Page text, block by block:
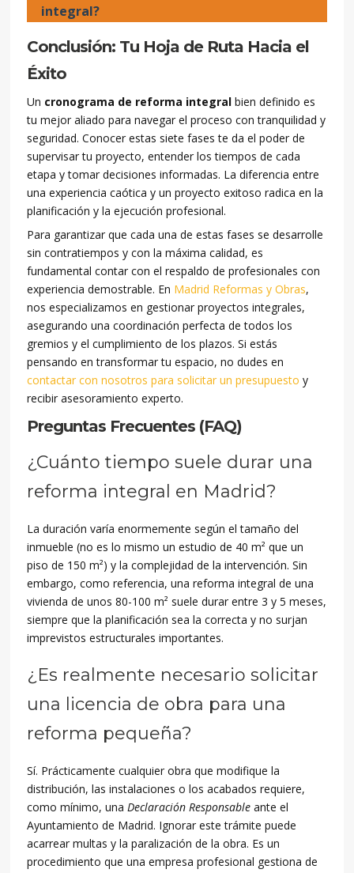
integral?
Conclusión: Tu Hoja de Ruta Hacia el
Éxito
Un cronograma de reforma integral bien definido es
tu mejor aliado para navegar el proceso con tranquilidad y
seguridad. Conocer estas siete fases te da el poder de
supervisar tu proyecto, entender los tiempos de cada
etapa y tomar decisiones informadas. La diferencia entre
una experiencia caótica y un proyecto exitoso radica en la
planificación y la ejecución profesional.
Para garantizar que cada una de estas fases se desarrolle
sin contratiempos y con la máxima calidad, es
fundamental contar con el respaldo de profesionales con
experiencia demostrable. En Madrid Reformas y Obras,
nos especializamos en gestionar proyectos integrales,
asegurando una coordinación perfecta de todos los
gremios y el cumplimiento de los plazos. Si estás
pensando en transformar tu espacio, no dudes en
contactar con nosotros para solicitar un presupuesto y
recibir asesoramiento experto.
Preguntas Frecuentes (FAQ)
¿Cuánto tiempo suele durar una
reforma integral en Madrid?
La duración varía enormemente según el tamaño del
inmueble (no es lo mismo un estudio de 40 m² que un
piso de 150 m²) y la complejidad de la intervención. Sin
embargo, como referencia, una reforma integral de una
vivienda de unos 80-100 m² suele durar entre 3 y 5 meses,
siempre que la planificación sea la correcta y no surjan
imprevistos estructurales importantes.
¿Es realmente necesario solicitar
una licencia de obra para una
reforma pequeña?
Sí. Prácticamente cualquier obra que modifique la
distribución, las instalaciones o los acabados requiere,
como mínimo, unaDeclaración Responsable ante el
Ayuntamiento de Madrid. Ignorar este trámite puede
acarrear multas y la paralización de la obra. Es un
procedimiento que una empresa profesional gestiona de